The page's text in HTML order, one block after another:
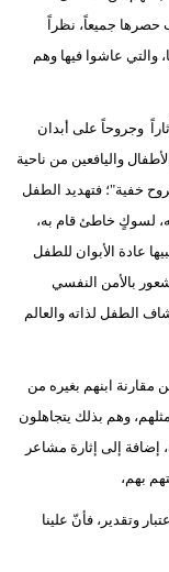
حصرها جميعاً، نظراً
والتي عاشوا فيها وهم
وجروحاً على أبدان
واليافعين من ناحية
خفية"؛ فتهديد الطفل
لسوكٍ خاطئ قام به،
عادة الأبوان للطفل
بالأمن النفسي
الطفل لذاته والعالم
مقارنة ابنهم بغيره من
وهم بذلك يتجاهلون
إضافة إلى إثارة مشاعر
بهم،
وتقدير، فأنّ علينا